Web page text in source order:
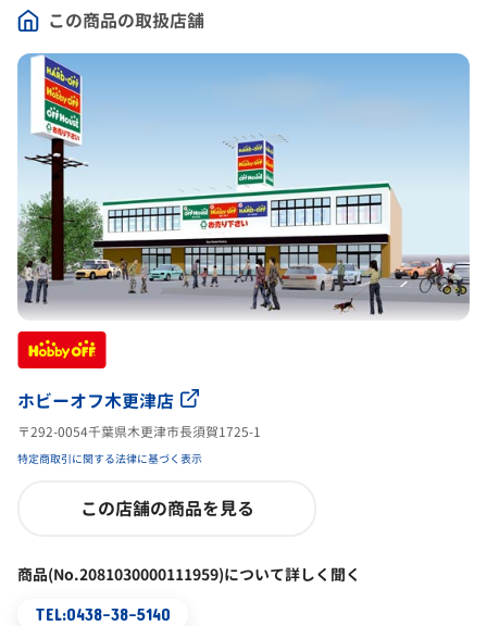
この商品の取扱店舗
ホビーオフ木更津店
〒292-0054千葉県木更津市長須賀1725-1
特定商取引に関する法律に基づく表示
この店舗の商品を見る
商品(No.2081030000111959)について詳しく聞く
TEL:0438-38-5140